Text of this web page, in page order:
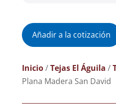
Añadir a la cotización
Inicio/Tejas El Águila /
Plana Madera San David